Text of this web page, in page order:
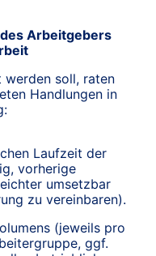
Arbeitgebers
werden soll, raten
Handlungen in
Laufzeit der
vorherige
umsetzbar
zu vereinbaren).
(jeweils pro
ggf.